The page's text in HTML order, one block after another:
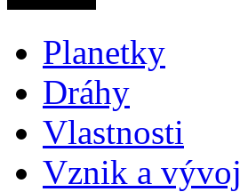
Planetky
Dráhy
Vlastnosti
Vznik a vývoj